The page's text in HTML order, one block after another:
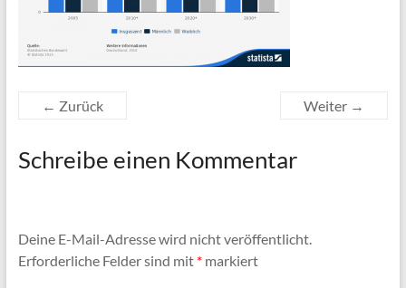
← Zurück Weiter →
Schreibe einen Kommentar
Deine E-Mail-Adresse wird nicht veröffentlicht.
Erforderliche Felder sind mit *markiert